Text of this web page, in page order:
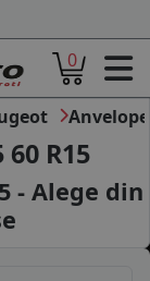
0
Anvelope
R15
- Alege din